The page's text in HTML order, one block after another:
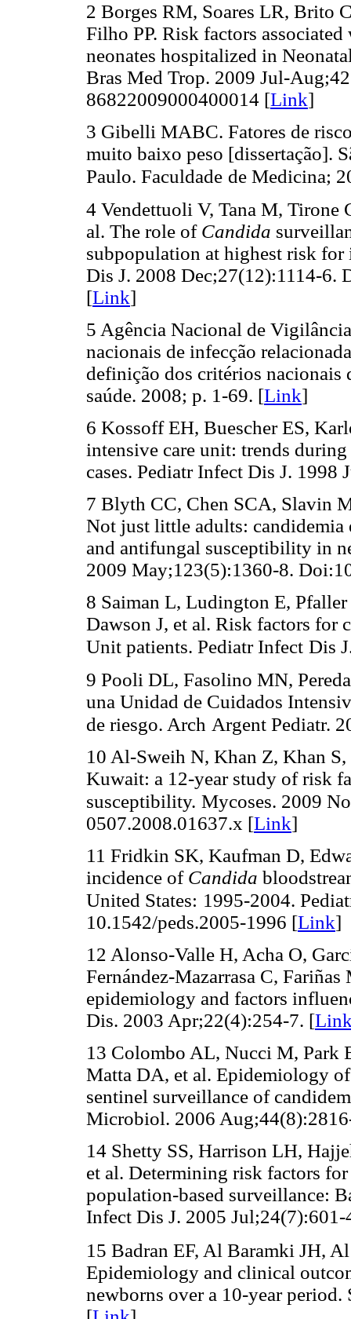
2 Borges RM, Soares LR, Brito
Filho PP. Risk factors
neonates hospitalized in
Bras Med Trop. 2009 Jul-
86822009000400014 [Link]
3 Gibelli MABC. Fatores de
muito baixo peso [dissertação].
Paulo. Faculdade de Medicina;
4 Vendettuoli V, Tana M, Tirone
al. The role of Candida
subpopulation at highest risk
Dis J. 2008 Dec;27(12):1114-6.
[Link]
5 Agência Nacional de
nacionais de infecção
definição dos critérios nacionais
saúde. 2008; p. 1-69. [Link]
6 Kossoff EH, Buescher ES,
intensive care unit: trends
cases. Pediatr Infect Dis J. 1998
7 Blyth CC, Chen SCA, Slavin
Not just little adults: candidemia
and antifungal susceptibility in
2009 May;123(5):1360-8.
8 Saiman L, Ludington E,
Dawson J, et al. Risk factors for
Unit patients. Pediatr Infect Dis
9 Pooli DL, Fasolino MN,
una Unidad de Cuidados
de riesgo. Arch Argent Pediatr.
10 Al-Sweih N, Khan Z, Khan
Kuwait: a 12-year study of risk
susceptibility. Mycoses. 2009
0507.2008.01637.x [Link]
11 Fridkin SK, Kaufman D,
incidence of Candida
United States: 1995-2004.
10.1542/peds.2005-1996 [Link]
12 Alonso-Valle H, Acha O,
Fernández-Mazarrasa C,
epidemiology and factors
Dis. 2003 Apr;22(4):254-7. [
13 Colombo AL, Nucci M, Park
Matta DA, et al. Epidemiology
sentinel surveillance of
Microbiol. 2006
14 Shetty SS, Harrison LH,
et al. Determining risk factors
population-based surveillance:
Infect Dis J. 2005 Jul;24(7):601-
15 Badran EF, Al Baramki JH,
Epidemiology and clinical
newborns over a 10-year